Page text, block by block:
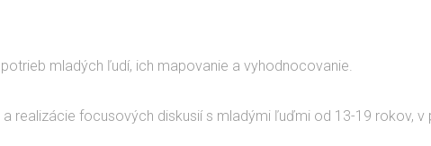
mladých ľudí, ich mapovanie a vyhodnocovanie.
realizácie focusových diskusií s mladými ľuďmi od 13-19 rokov, v